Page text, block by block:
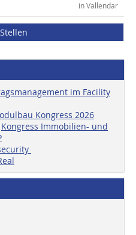
in Vallendar
im Facility
Kongress 2026
Kongress Immobilien- und